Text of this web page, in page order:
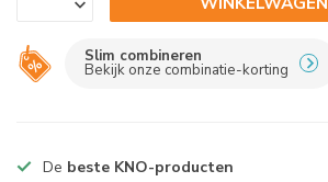
Slim combineren
Bekijk onze combinatie-korting
De beste KNO-producten